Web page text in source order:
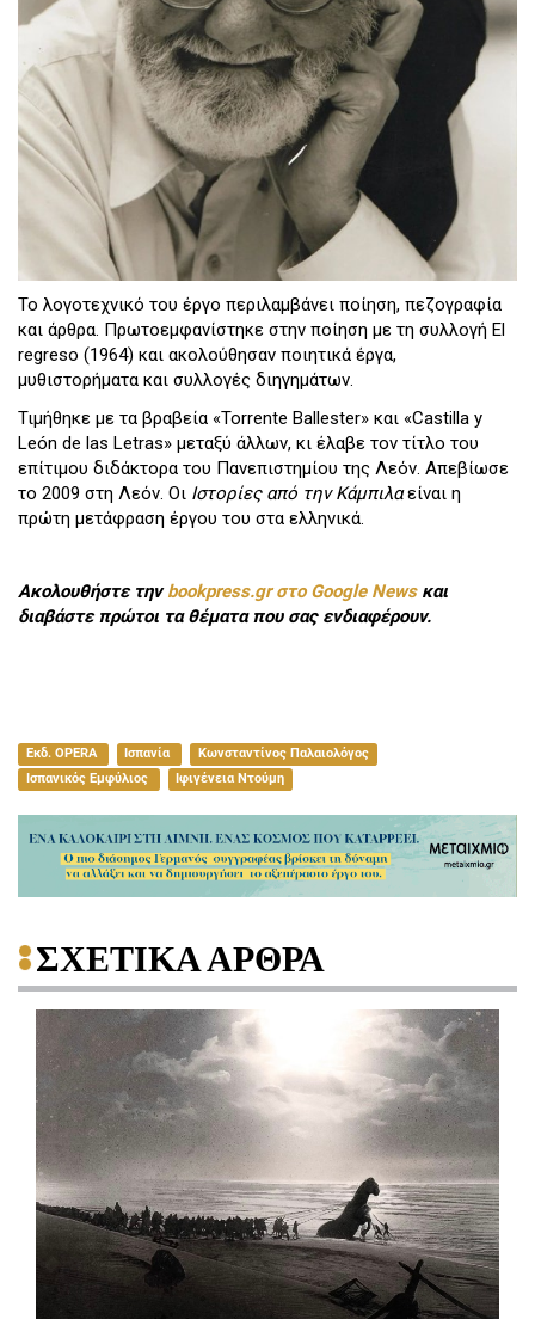
Το λογοτεχνικό του έργο περιλαμβάνει ποίηση, πεζογραφία
και άρθρα. Πρωτοεμφανίστηκε στην ποίηση με τη συλλογή El
regreso (1964) και ακολούθησαν ποιητικά έργα,
μυθιστορήματα και συλλογές διηγημάτων.
Τιμήθηκε με τα βραβεία «Torrente Ballester» και «Castilla y
León de las Letras» μεταξύ άλλων, κι έλαβε τον τίτλο του
επίτιμου διδάκτορα του Πανεπιστημίου της Λεόν. Απεβίωσε
το 2009 στη Λεόν. Οι Ιστορίες από την Κάμπιλαείναι η
πρώτη μετάφραση έργου του στα ελληνικά.
Ακολουθήστε τηνbookpress.gr στο Google Newsκαι
διαβάστε πρώτοι τα θέματα που σας ενδιαφέρουν.
Εκδ. OPERA Ισπανία
Κωνσταντίνος Παλαιολόγος
Ισπανικός Εμφύλιος
Ιφιγένεια Ντούμη
ΣΧΕΤΙΚΑ ΑΡΘΡΑ